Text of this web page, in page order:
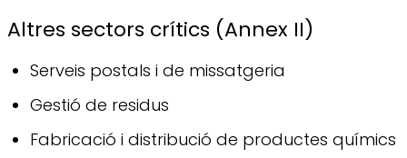
Altres sectors crítics (Annex II)
Serveis postals i de missatgeria
Gestió de residus
Fabricació i distribució de productes químics